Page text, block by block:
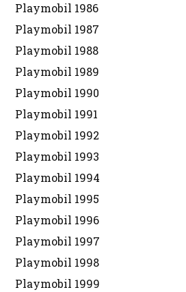
Playmobil 1986
Playmobil 1987
Playmobil 1988
Playmobil 1989
Playmobil 1990
Playmobil 1991
Playmobil 1992
Playmobil 1993
Playmobil 1994
Playmobil 1995
Playmobil 1996
Playmobil 1997
Playmobil 1998
Playmobil 1999